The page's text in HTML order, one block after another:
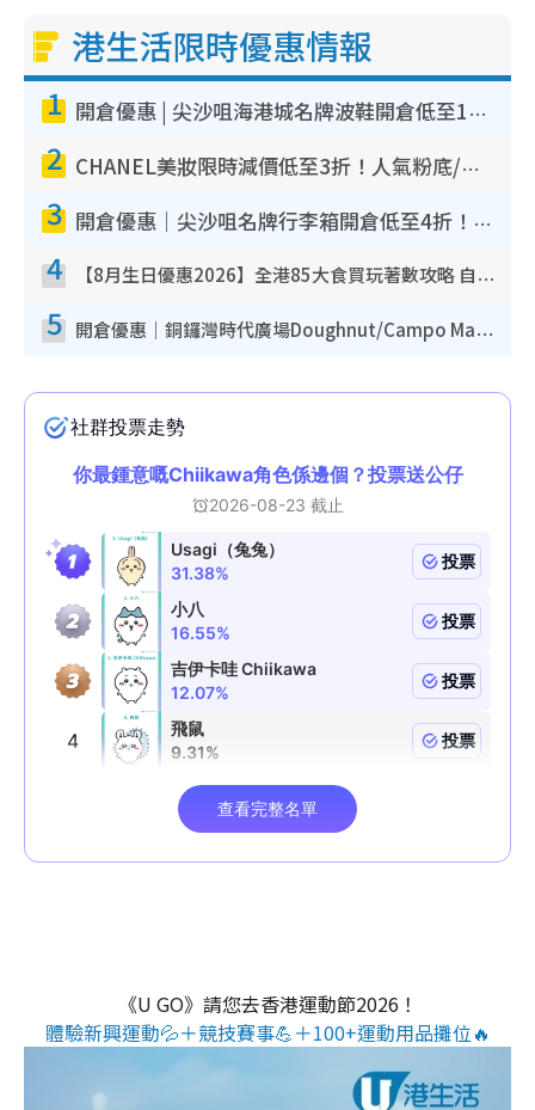
港生活限時優惠情報
1 開倉優惠 | 尖沙咀海港城名牌波鞋開倉低至1折！On鞋$899起／Joy&Peace鞋履$98起
2 CHANEL美妝限時減價低至3折！人氣粉底/唇膏/精華液低至$275！COCO香水都有平
3 開倉優惠｜尖沙咀名牌行李箱開倉低至4折！一連5日 American Tourister/ace./Hallmark $200起！
4 【8月生日優惠2026】全港85大食買玩著數攻略 自助餐/火鍋放題同行免費＋誠品/DONKI送現金券
5 開倉優惠｜銅鑼灣時代廣場Doughnut/Campo Marzio開倉低至1折！背囊、書包、手袋劈價$200起
《U GO》請您去香港運動節2026！
體驗新興運動💦＋競技賽事💪＋100+運動用品攤位🔥